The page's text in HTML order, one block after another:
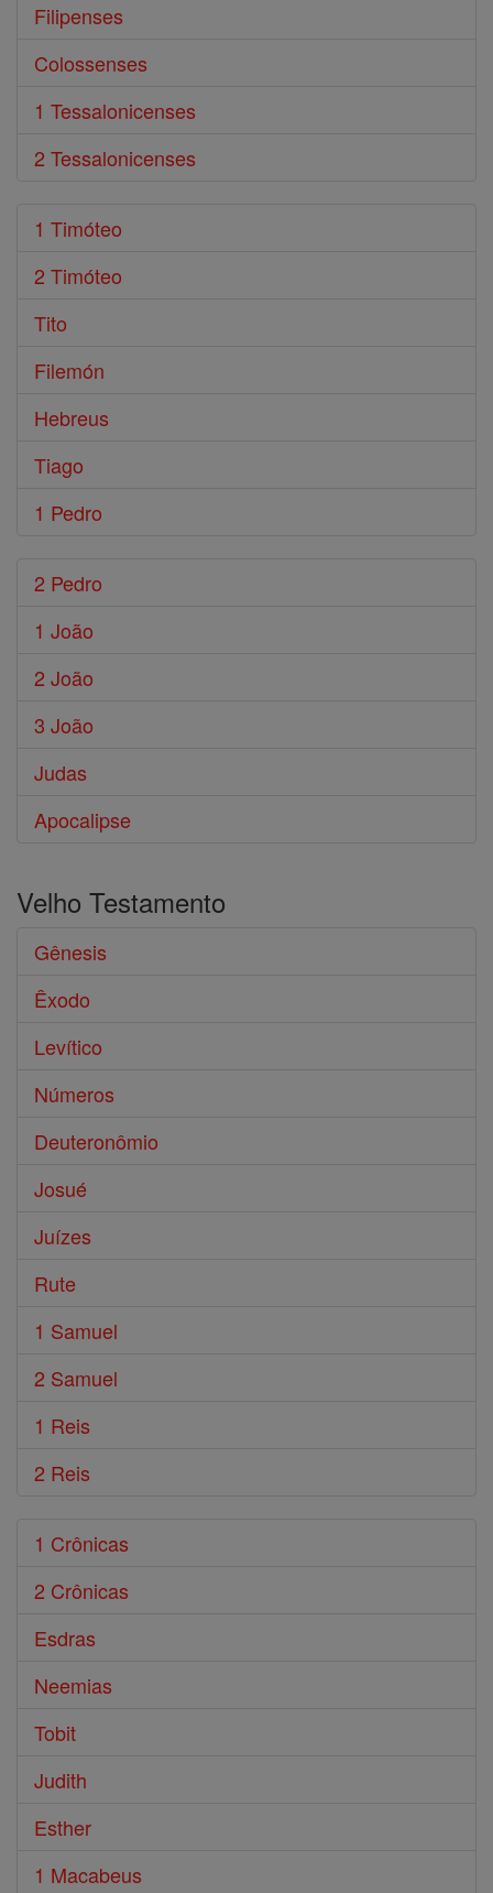
Filipenses
Colossenses
1 Tessalonicenses
2 Tessalonicenses
1 Timóteo
2 Timóteo
Tito
Filemón
Hebreus
Tiago
1 Pedro
2 Pedro
1 João
2 João
3 João
Judas
Apocalipse
Velho Testamento
Gênesis
Êxodo
Levítico
Números
Deuteronômio
Josué
Juízes
Rute
1 Samuel
2 Samuel
1 Reis
2 Reis
1 Crônicas
2 Crônicas
Esdras
Neemias
Tobit
Judith
Esther
1 Macabeus